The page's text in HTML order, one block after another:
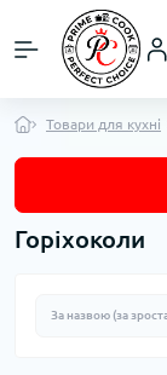
Товари для кухні
Горіхоколи